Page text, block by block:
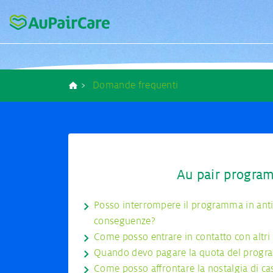
AuPairCare
Compiti come
La nostra
contratto da
Contatti
Domande frequenti
Au pair
Posso interrompere il programma in
conseguenze?
Come posso entrare in contatto con altri
Quando devo pagare la quota del
Come posso affrontare la nostalgia di